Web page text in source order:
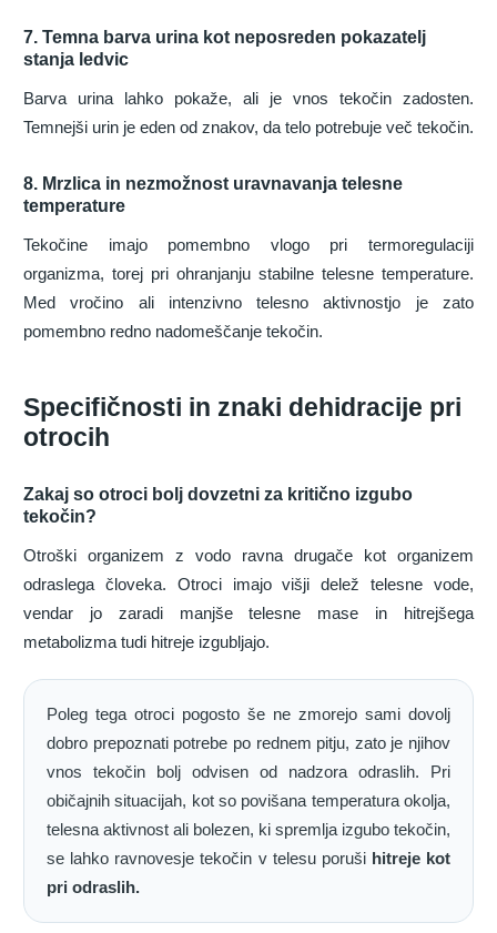
7. Temna barva urina kot neposreden pokazatelj
stanja ledvic
Barva urina lahko pokaže, ali je vnos tekočin zadosten.
Temnejši urin je eden od znakov, da telo potrebuje več tekočin.
8. Mrzlica in nezmožnost uravnavanja telesne
temperature
Tekočine imajo pomembno vlogo pri termoregulaciji
organizma, torej pri ohranjanju stabilne telesne temperature.
Med vročino ali intenzivno telesno aktivnostjo je zato
pomembno redno nadomeščanje tekočin.
Specifičnosti in znaki dehidracije pri
otrocih
Zakaj so otroci bolj dovzetni za kritično izgubo
tekočin?
Otroški organizem z vodo ravna drugače kot organizem
odraslega človeka. Otroci imajo višji delež telesne vode,
vendar jo zaradi manjše telesne mase in hitrejšega
metabolizma tudi hitreje izgubljajo.
Poleg tega otroci pogosto še ne zmorejo sami dovolj
dobro prepoznati potrebe po rednem pitju, zato je njihov
vnos tekočin bolj odvisen od nadzora odraslih. Pri
običajnih situacijah, kot so povišana temperatura okolja,
telesna aktivnost ali bolezen, ki spremlja izgubo tekočin,
se lahko ravnovesje tekočin v telesu poruši hitreje kot
pri odraslih.